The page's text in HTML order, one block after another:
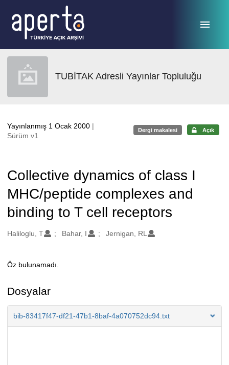
TUBİTAK Adresli Yayınlar Topluluğu
Yayınlanmış 1 Ocak 2000 |
Sürüm v1
Dergi makalesi Açık
Collective dynamics of class I
MHC/peptide complexes and
binding to T cell receptors
Oluşturanlar
Haliloglu, T Bahar, I Jernigan, RL
Açıklama
Öz bulunamadı.
Dosyalar
bib-83417f47-df21-47b1-8baf-4a070752dc94.txt